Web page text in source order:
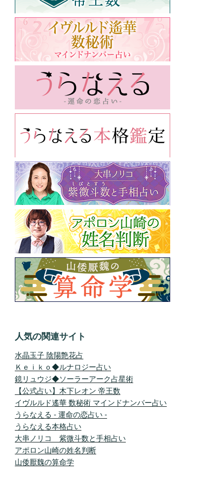
人気の関連サイト
水晶玉子 陰陽艶花占
Ｋｅｉｋｏ◆ルナロジー占い
鏡リュウジ◆ソーラーアーク占星術
【公式占い】木下レオン 帝王数
イヴルルド遙華 数秘術 マインドナンバー占い
うらなえる - 運命の恋占い -
うらなえる本格占い
大串ノリコ 紫微斗数と手相占い
アポロン山崎の姓名判断
山倭厭魏の算命学